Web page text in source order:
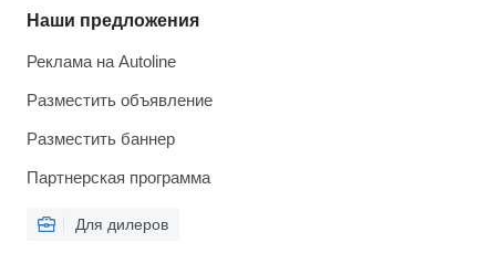
Наши предложения
Реклама на Autoline
Разместить объявление
Разместить баннер
Партнерская программа
Для дилеров